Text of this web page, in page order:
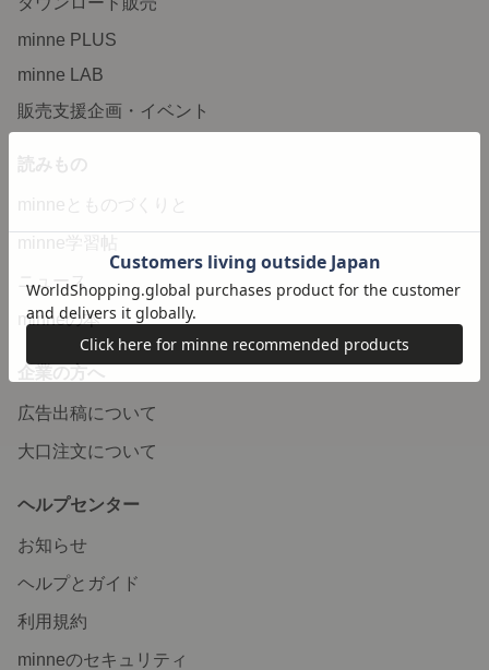
minne PLUS
minne LAB
販売支援企画・イベント
読みもの
minneとものづくりと
minne学習帖
ニュース
minneの本
企業の方へ
広告出稿について
大口注文について
ヘルプセンター
お知らせ
ヘルプとガイド
利用規約
minneのセキュリティ